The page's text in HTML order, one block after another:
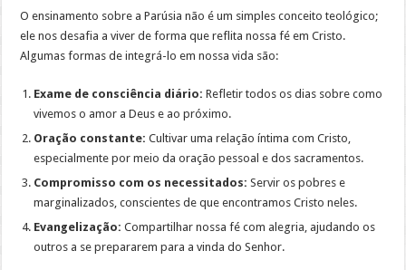
O ensinamento sobre a Parúsia não é um simples conceito teológico;
ele nos desafia a viver de forma que reflita nossa fé em Cristo.
Algumas formas de integrá-lo em nossa vida são:
Exame de consciência diário: Refletir todos os dias sobre como
vivemos o amor a Deus e ao próximo.
Oração constante: Cultivar uma relação íntima com Cristo,
especialmente por meio da oração pessoal e dos sacramentos.
Compromisso com os necessitados: Servir os pobres e
marginalizados, conscientes de que encontramos Cristo neles.
Evangelização: Compartilhar nossa fé com alegria, ajudando os
outros a se prepararem para a vinda do Senhor.